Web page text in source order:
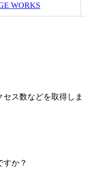
WORKS
セス数などを取得しま
すか？